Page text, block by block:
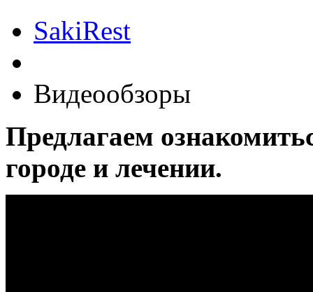
SakiRest
Видеообзоры
Предлагаем
городе и лечении.